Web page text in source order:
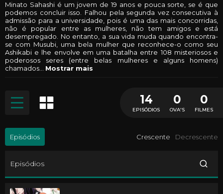
Minato Sahashi é um jovem de 19 anos e pouca sorte, se é que
podemos concluir isso. Falhou pela segunda vez consecutiva à
admissão para a universidade, pois é uma das mais concorridas,
não é popular entre as mulheres, não tem amigos e está
desempregado. No entanto, a sua vida muda quando encontra-
se com Musubi, uma bela mulher que reconhece-o como seu
Ashikabi e lhe envolve em uma batalha entre 108 misteriosos e
poderosos seres (entre belas mulheres e alguns homens)
chamados
Mostrar mais
14
EPISÓDIOS
0
OVA'S
0
FILMES
Episódios Crescente Decrescente
Episódios